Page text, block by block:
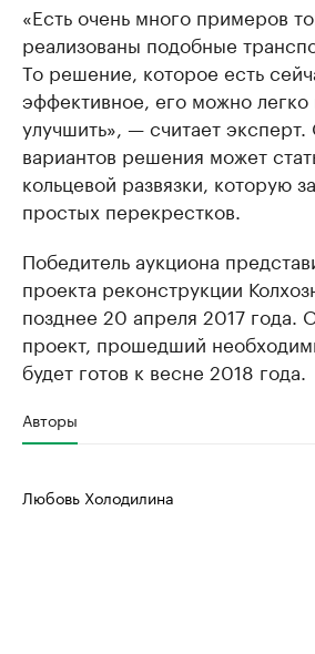
Крупнейшие производители и
продавцы медийной
Ознакомьтесь с информацией в каталоге
«Есть очень много примеров
реализованы подобные
То решение, которое есть
эффективное, его можно
улучшить», — считает
вариантов решения может
кольцевой развязки, которую
простых перекрестков.
Победитель аукциона
проекта реконструкции
позднее 20 апреля 2017 года.
проект, прошедший
будет готов к весне 2018 года.
Авторы
Любовь Холодилина